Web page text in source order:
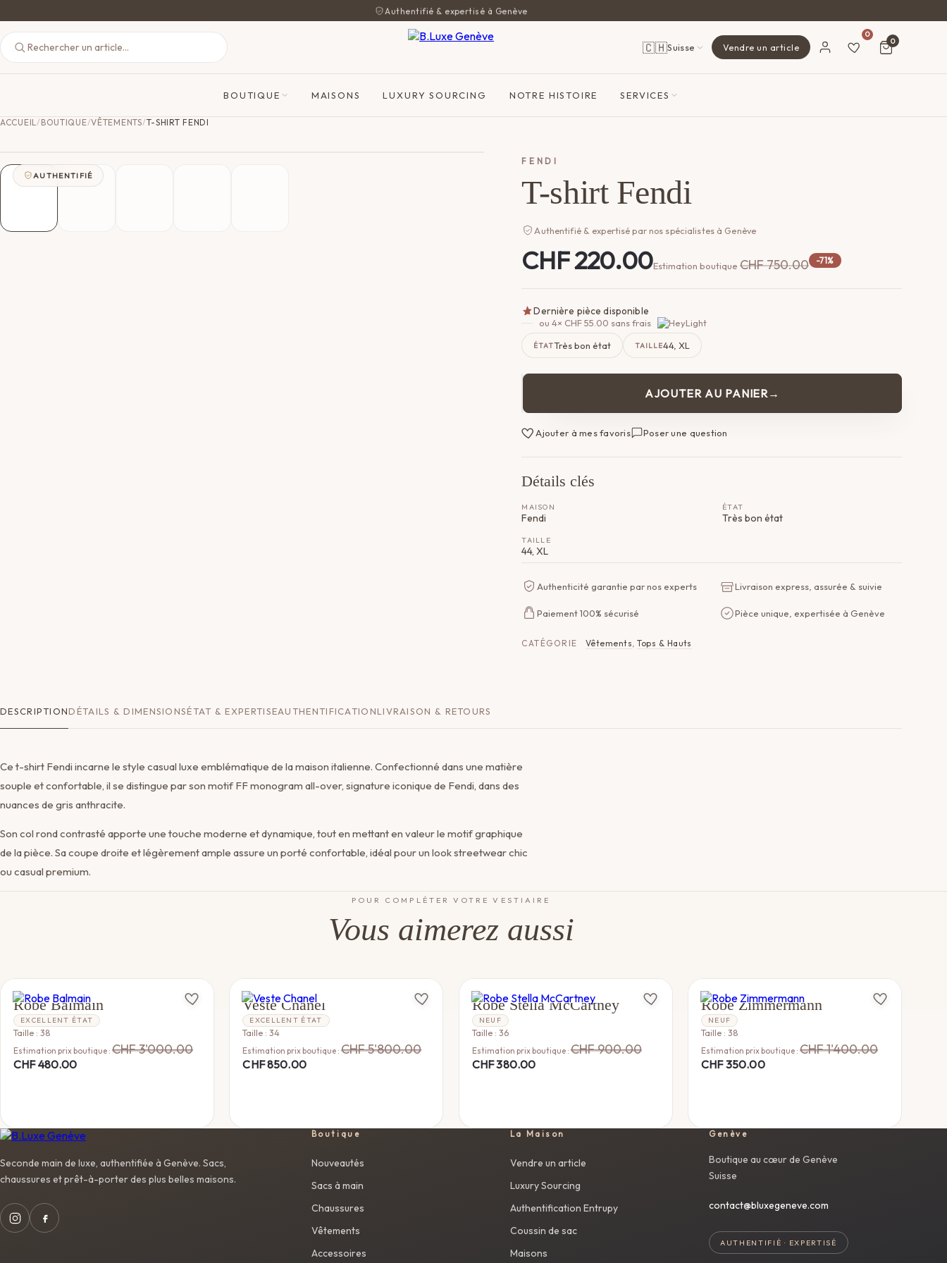
Authentifié & expertisé à Genève
🇨🇭Suisse Vendre un article
0
0
BOUTIQUE MAISONS LUXURY SOURCING NOTRE HISTOIRE SERVICES
ACCUEIL/ BOUTIQUE/VÊTEMENTS/T-SHIRT FENDI
AUTHENTIFIÉ
FENDI
T-shirt Fendi
Authentifié & expertisé par nos spécialistes à Genève
CHF220.00Estimation boutique CHF750.00 -71%
Dernière pièce disponible
ou 4× CHF55.00 sans frais
ÉTATTrès bon état TAILLE44, XL
de
T-
shirt
AJOUTER AU PANIER
Ajouter à mes favoris Poser une question
Détails clés
MAISON
Fendi
ÉTAT
Très bon état
TAILLE
44, XL
Authenticité garantie par nos experts Livraison express, assurée & suivie
Paiement 100% sécurisé Pièce unique, expertisée à Genève
CATÉGORIE Vêtements,Tops & Hauts
DESCRIPTIONDÉTAILS & DIMENSIONSÉTAT & EXPERTISEAUTHENTIFICATIONLIVRAISON & RETOURS
Ce t-shirt Fendi incarne le style casual luxe emblématique de la maison italienne. Confectionné dans une matière
souple et confortable, il se distingue par son motif FF monogram all-over, signature iconique de Fendi, dans des
nuances de gris anthracite.
Son col rond contrasté apporte une touche moderne et dynamique, tout en mettant en valeur le motif graphique
de la pièce. Sa coupe droite et légèrement ample assure un porté confortable, idéal pour un look streetwear chic
ou casual premium.
POUR COMPLÉTER VOTRE VESTIAIRE
Vous aimerez aussi
BALMAIN
Robe Balmain
EXCELLENT ÉTAT
Taille : 38
Estimation prix boutique : CHF3'000.00
CHF480.00
CHANEL
Veste Chanel
EXCELLENT ÉTAT
Taille : 34
Estimation prix boutique :CHF5'800.00
CHF850.00
STELLA MCCARTNEY
Robe Stella McCartney
NEUF
Taille : 36
Estimation prix boutique :CHF900.00
CHF380.00
ZIMMERMANN
Robe Zimmermann
NEUF
Taille : 38
Estimation prix boutique :CHF1'400.00
CHF350.00
Seconde main de luxe, authentifiée à Genève. Sacs,
chaussures et prêt-à-porter des plus belles maisons.
Boutique
Nouveautés
Sacs à main
Chaussures
Vêtements
Accessoires
La Maison
Vendre un article
Luxury Sourcing
Authentification Entrupy
Coussin de sac
Maisons
Genève
Boutique au cœur de Genève
Suisse
contact@bluxegeneve.com
AUTHENTIFIÉ · EXPERTISÉ